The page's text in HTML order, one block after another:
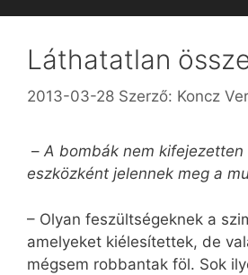
Láthatatlan
2013-03-28 Szerző: Koncz
– A bombák nem
eszközként jelennek meg a
– Olyan feszültségeknek a
amelyeket kiélesítettek, de
mégsem robbantak föl. Sok